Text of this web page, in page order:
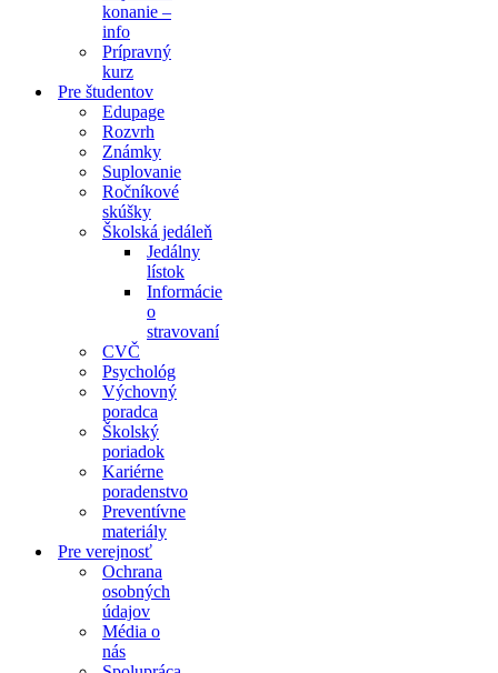
konanie –
info
Prípravný
kurz
Pre študentov
Edupage
Rozvrh
Známky
Suplovanie
Ročníkové
skúšky
Školská jedáleň
Jedálny
lístok
Informácie
o
stravovaní
CVČ
Psychológ
Výchovný
poradca
Školský
poriadok
Kariérne
poradenstvo
Preventívne
materiály
Pre verejnosť
Ochrana
osobných
údajov
Média o
nás